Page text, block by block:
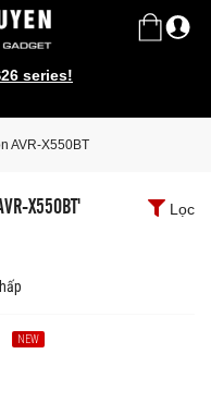
series!
AVR-X550BT
X550BT' Lọc
NEW